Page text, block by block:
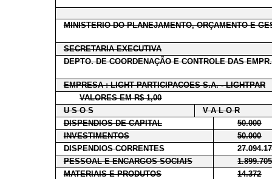
MINISTERIO DO PLANEJAMENTO, ORÇAMENTO E
SECRETARIA EXECUTIVA
DEPTO. DE COORDENAÇÃO E CONTROLE DAS
EMPRESA : LIGHT PARTICIPACOES S.A. - LIGHTPAR
VALORES EM R$ 1,00
U S O S
V A L O R
DISPENDIOS DE CAPITAL
50.000
INVESTIMENTOS
50.000
DISPENDIOS CORRENTES
PESSOAL E ENCARGOS SOCIAIS
1.899.705
MATERIAIS E PRODUTOS
14.372